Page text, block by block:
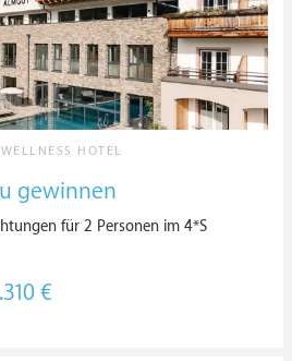
HOTEL
gewinnen
für 2 Personen im 4*S
€